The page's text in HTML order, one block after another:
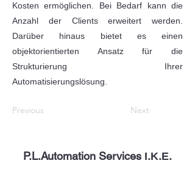
Kosten ermöglichen. Bei Bedarf kann die
Anzahl der Clients erweitert werden.
Darüber hinaus bietet es einen
objektorientierten Ansatz für die
Strukturierung Ihrer
Automatisierungslösung.
Previous Next
P.L.Automation Services Ι.Κ.Ε.